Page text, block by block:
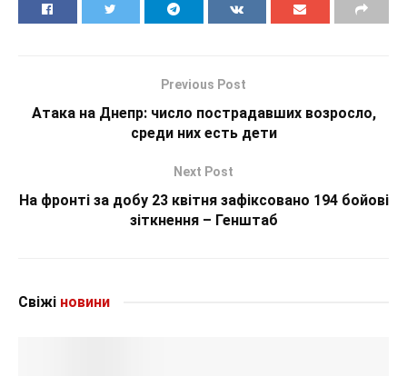
Previous Post
Атака на Днепр: число пострадавших возросло,
среди них есть дети
Next Post
На фронті за добу 23 квітня зафіксовано 194 бойові
зіткнення – Генштаб
Свіжі новини